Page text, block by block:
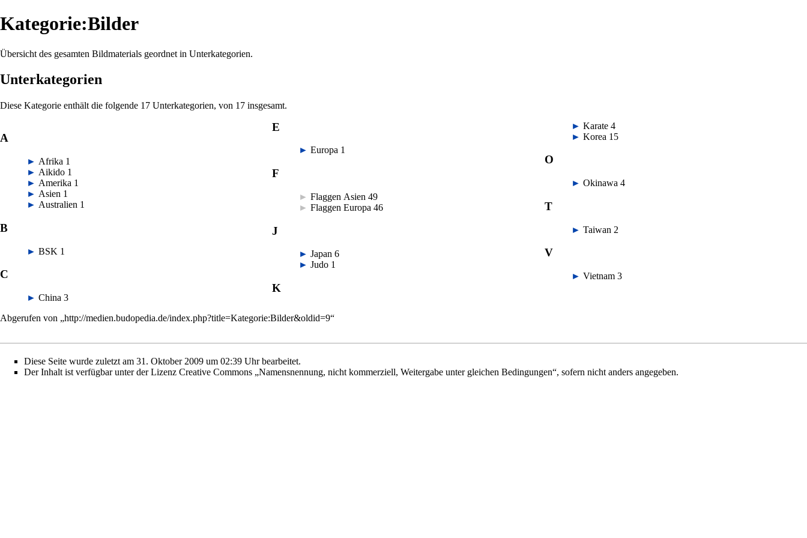
Kategorie:Bilder
Übersicht des gesamten Bildmaterials geordnet in Unterkategorien.
Unterkategorien
Diese Kategorie enthält die folgende 17 Unterkategorien, von 17 insgesamt.
A
► Afrika 1
► Aikido 1
► Amerika 1
► Asien 1
► Australien 1
B
► BSK 1
C
► China 3
E
► Europa 1
F
►Flaggen Asien ‎49
►Flaggen Europa ‎46
J
► Japan ‎6
► Judo 1
K
► Karate‎ 4
► Korea 15
O
► Okinawa 4
T
► Taiwan 2
V
► Vietnam‎ 3
Abgerufen von „http://medien.budopedia.de/index.php?title=Kategorie:Bilder&oldid=9“
Diese Seite wurde zuletzt am 31. Oktober 2009 um 02:39 Uhr bearbeitet.
Der Inhalt ist verfügbar unter der Lizenz Creative Commons „Namensnennung, nicht kommerziell, Weitergabe unter gleichen Bedingungen“, sofern nicht anders angegeben.